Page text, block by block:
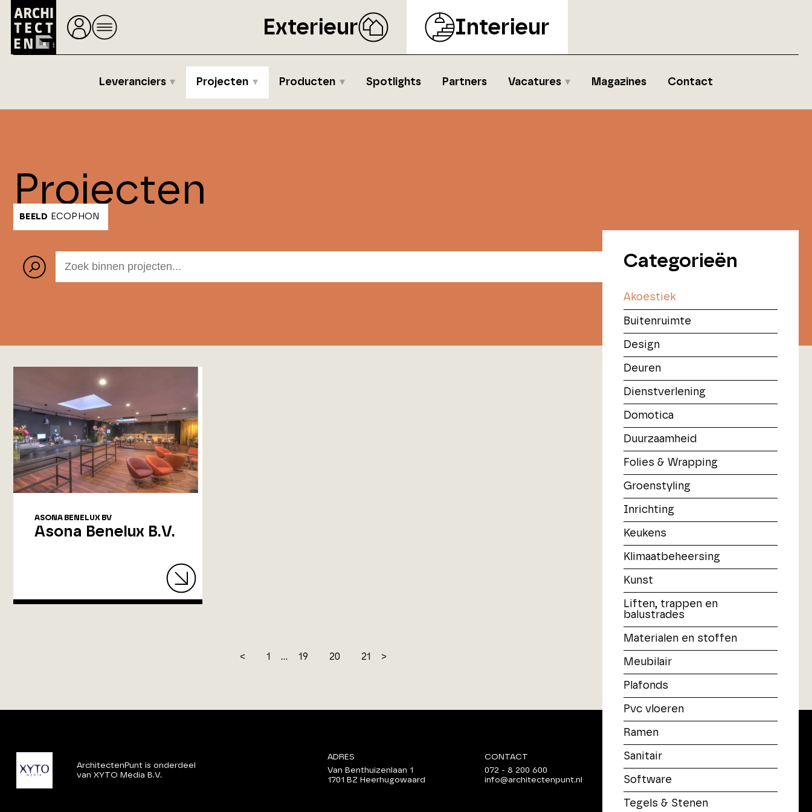
Exterieur Interieur
Leveranciers Projecten Producten Spotlights Partners Vacatures Magazines Contact
Projecten
BEELD ECOPHON
Categorieën
Akoestiek
Buitenruimte
Design
Deuren
Dienstverlening
Domotica
Duurzaamheid
Folies & Wrapping
Groenstyling
Inrichting
Keukens
Klimaatbeheersing
Kunst
Liften, trappen en
balustrades
Materialen en stoffen
Meubilair
Plafonds
Pvc vloeren
Ramen
Sanitair
Software
Tegels & Stenen
ASONA BENELUX BV
Asona Benelux B.V.
< 1 ... 19 20 21 >
ArchitectenPunt is onderdeel
van XYTO Media B.V.
ADRES
Van Benthuizenlaan 1
1701 BZ Heerhugowaard
CONTACT
072 - 8 200 600
info@architectenpunt.nl